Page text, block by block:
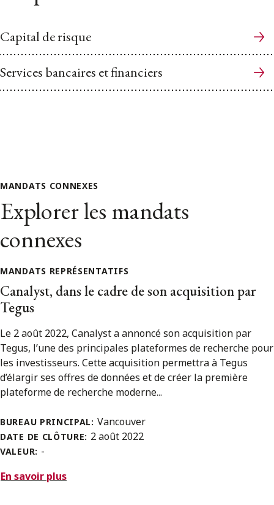
Capital de risque
Services bancaires et financiers
MANDATS CONNEXES
Explorer les mandats
connexes
MANDATS REPRÉSENTATIFS
Canalyst, dans le cadre de son acquisition par
Tegus
Le 2 août 2022, Canalyst a annoncé son acquisition par
Tegus, l’une des principales plateformes de recherche pour
les investisseurs. Cette acquisition permettra à Tegus
d’élargir ses offres de données et de créer la première
plateforme de recherche moderne...
BUREAU PRINCIPAL: Vancouver
DATE DE CLÔTURE: 2 août 2022
VALEUR: -
En savoir plus